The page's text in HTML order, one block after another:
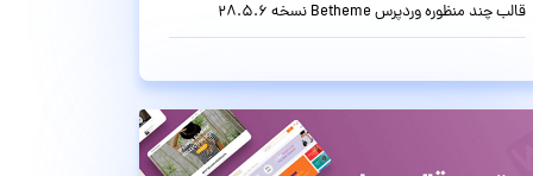
قالب چند منظوره وردپرس Betheme نسخه 28.5.6